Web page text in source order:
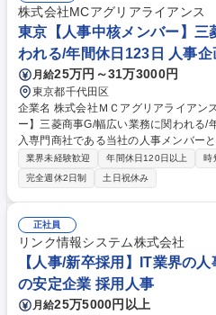
規則の策定や改定、労使協定の締結な
～採用～研修～入社後フォローまで）■
用■社内システム・ITツールの導入・運用 募集職種 【総務人事/リーダ
補】設立6年目の化粧品メーカー/成長企
株式会社MCアグリアライアンス
東京【人事中核メンバー】三
われる/年間休日123日 人事
月給25万円～31万3000円
東京都千代田区
企業名 株式会社ＭＣアグリアライアンス 求人名 東京【人事中核メン
ー】三菱商事G/幅広い業務に関われる/年間休日123日
入専門商社である当社の人事メンバー
当いただきます。 ・採用：人事戦略の
理と改善 ・教育/研修：社員の教育・研修プログラムの企画・運営 ・制度
設計：人事制度の設計および運用、規
査対応、労働基準監督署届出 等 ・人
とフィードバックの提供 ・人事戦略：
計算、社会保険手続き、等 募集職種 東京【人事中核メンバー】三菱商事
G/幅広い業務に関われる/年間休日123
業界未経験歓迎 年間休日120日以上 時
完全週休2日制
土日祝休み
正社員
リンク情報システム株式会社
【人事/新卒採用】IT業界の
の安定企業 採用人事
月給25万5000円以上